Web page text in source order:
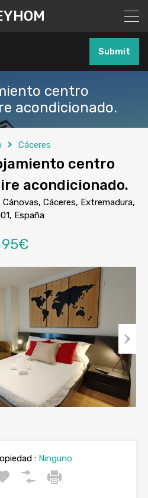
Submit
centro
acondicionado.
Cáceres
centro
acondicionado.
Cánovas, Cáceres, Extremadura,
España
95€
Next
: Ninguno